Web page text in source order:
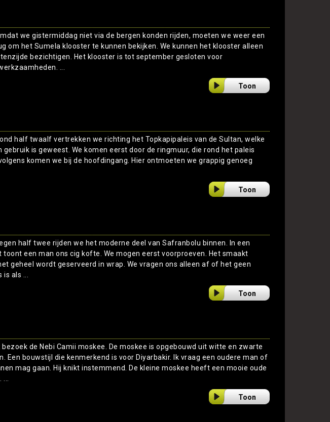
we gistermiddag niet via de bergen konden rijden, moeten we weer een
om het Sumela klooster te kunnen bekijken. We kunnen het klooster alleen
bezichtigen. Het klooster is tot september gesloten voor
...
Toon
half twaalf vertrekken we richting het Topkapipaleis van de Sultan, welke
gebruik is geweest. We komen eerst door de ringmuur, die rond het paleis
komen we bij de hoofdingang. Hier ontmoeten we grappig genoeg
Toon
half twee rijden we het moderne deel van Safranbolu binnen. In een
toont een man ons cig kofte. We mogen eerst voorproeven. Het smaakt
geheel wordt geserveerd in wrap. We vragen ons alleen af of het geen
als ...
Toon
bezoek de Nebi Camii moskee. De moskee is opgebouwd uit witte en zwarte
Een bouwstijl die kenmerkend is voor Diyarbakir. Ik vraag een oudere man of
mag gaan. Hij knikt instemmend. De kleine moskee heeft een mooie oude
Toon